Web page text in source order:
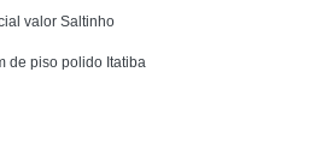
valor Saltinho
de piso polido Itatiba